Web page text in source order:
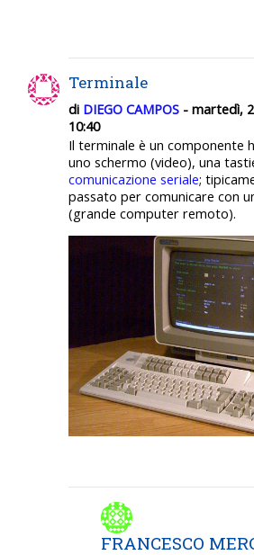
Terminale
di DIEGO CAMPOS - martedì,
10:40
Il terminale è un componente
uno schermo (video), una
comunicazione seriale;
passato per comunicare con
(grande computer remoto).
FRANCESCO